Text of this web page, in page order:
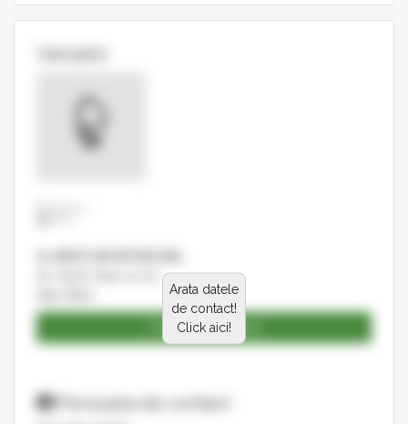
Arata datele
de contact!
Click aici!
Catalog produse
Persoana de contact